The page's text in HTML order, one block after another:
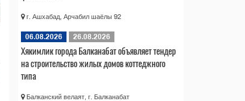
г. Ашхабад, Арчабил шаёлы 92
06.08.2026 26.08.2026
Хякимлик города Балканабат объявляет тендер
на строительство жилых домов коттеджного
типа
Балканский велаят, г. Балканабат